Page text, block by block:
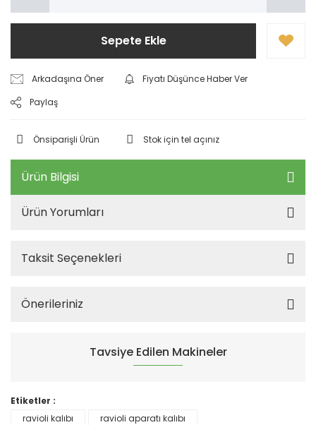
Sepete Ekle
Arkadaşına Öner
Fiyatı Düşünce Haber Ver
Paylaş
Önsiparişli Ürün Stok için tel açınız
Ürün Bilgisi
Ürün Yorumları
Taksit Seçenekleri
Önerileriniz
Tavsiye Edilen Makineler
Etiketler :
ravioli kalıbı
ravioli aparatı kalıbı